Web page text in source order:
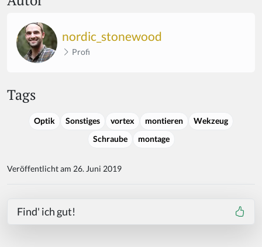
nordic_stonewood
Profi
Tags
Optik Sonstiges vortex montieren
Wekzeug
Schraube
montage
Veröffentlicht am 26. Juni 2019
Find' ich gut!